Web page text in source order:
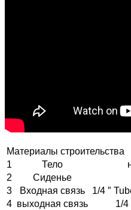
Материалы строительства
1
Тело
2
Сиденье
3
Входная связь
1/4 ″
4 выходная связь 1/4